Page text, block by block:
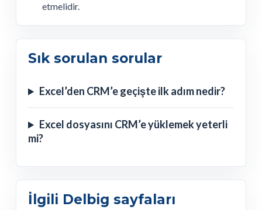
etmelidir.
Sık sorulan sorular
Excel’den CRM’e geçişte ilk adım nedir?
Excel dosyasını CRM’e yüklemek yeterli
mi?
İlgili Delbig sayfaları